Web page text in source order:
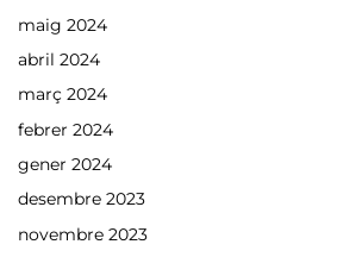
maig 2024
abril 2024
març 2024
febrer 2024
gener 2024
desembre 2023
novembre 2023